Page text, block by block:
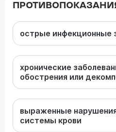
острые инфекционные
хронические
обострения или
выраженные
системы крови